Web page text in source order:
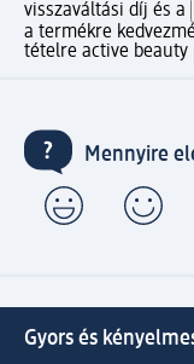
visszaváltási díj és a
a termékre
tételre active beauty
Mennyire
Gyors és